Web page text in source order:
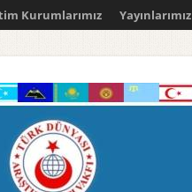
Kurumlarımız Yayınlarımız